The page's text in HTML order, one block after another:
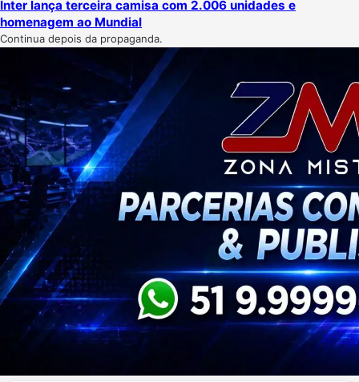
Inter lança terceira camisa com 2.006 unidades e
homenagem ao Mundial
Continua depois da propaganda.